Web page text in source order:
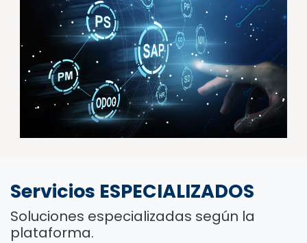
Servicios ESPECIALIZADOS
Soluciones especializadas según la
plataforma.